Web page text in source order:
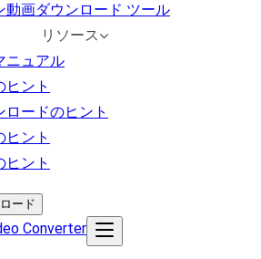
動画ダウンロード ツール
リソース
ニュアル
ヒント
ロードのヒント
ヒント
ヒント
ード
Converter